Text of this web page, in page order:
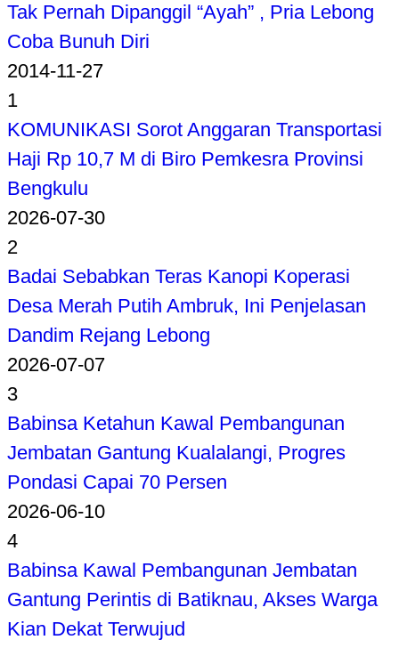
Tak Pernah Dipanggil “Ayah” , Pria Lebong
Coba Bunuh Diri
2014-11-27
1
KOMUNIKASI Sorot Anggaran Transportasi
Haji Rp 10,7 M di Biro Pemkesra Provinsi
Bengkulu
2026-07-30
2
Badai Sebabkan Teras Kanopi Koperasi
Desa Merah Putih Ambruk, Ini Penjelasan
Dandim Rejang Lebong
2026-07-07
3
Babinsa Ketahun Kawal Pembangunan
Jembatan Gantung Kualalangi, Progres
Pondasi Capai 70 Persen
2026-06-10
4
Babinsa Kawal Pembangunan Jembatan
Gantung Perintis di Batiknau, Akses Warga
Kian Dekat Terwujud